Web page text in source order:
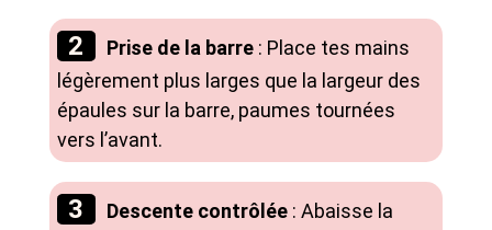
Prise de la barre : Place tes mains
légèrement plus larges que la largeur des
épaules sur la barre, paumes tournées
vers l’avant.
Descente contrôlée : Abaisse la